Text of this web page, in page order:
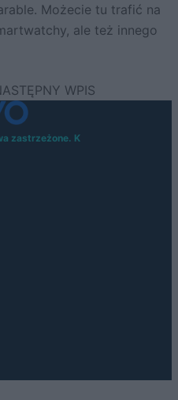
Możecie tu trafić na
ale też innego
zastrzeżone. K